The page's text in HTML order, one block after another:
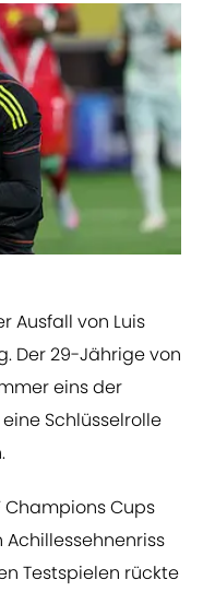
Ausfall von Luis
Der 29-Jährige von
eins der
Schlüsselrolle
Champions Cups
Testspielen rückte